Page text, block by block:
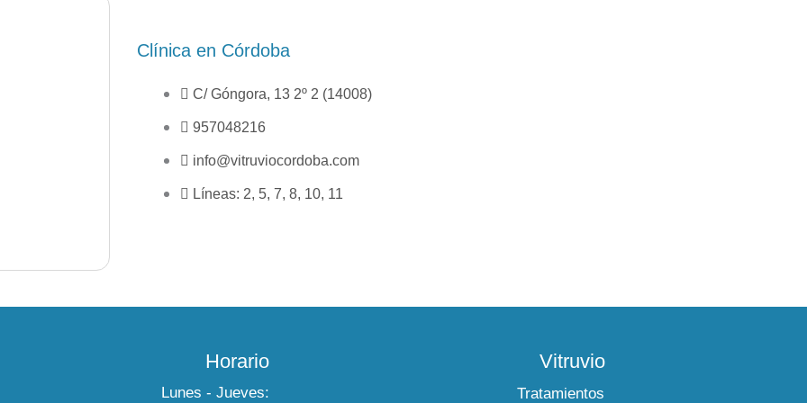
Clínica en Córdoba
C/ Góngora, 13 2º 2 (14008)
957048216
info@vitruviocordoba.com
Líneas: 2, 5, 7, 8, 10, 11
Horario
Lunes - Jueves:
Vitruvio
Tratamientos